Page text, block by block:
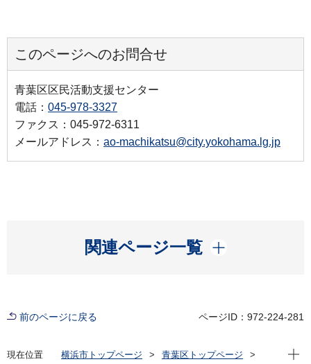
このページへのお問合せ
青葉区区民活動支援センター
電話： 045-978-3327
ファクス：045-972-6311
メールアドレス： ao-machikatsu@city.yokohama.lg.jp
関連ページ一覧
開く
前のページに戻る ページID：972-224-281
現在位置 横浜市トップページ
青葉区トップページ
現在